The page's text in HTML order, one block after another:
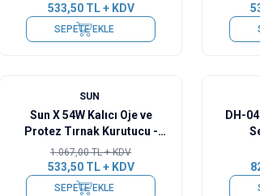
533,50TL + KDV
SEPETE EKLE
SUN
Sun X 54W Kalıcı Oje ve
Protez Tırnak Kurutucu -
Gümüş
1.067,00TL + KDV
533,50TL + KDV
SEPETE EKLE
DH-